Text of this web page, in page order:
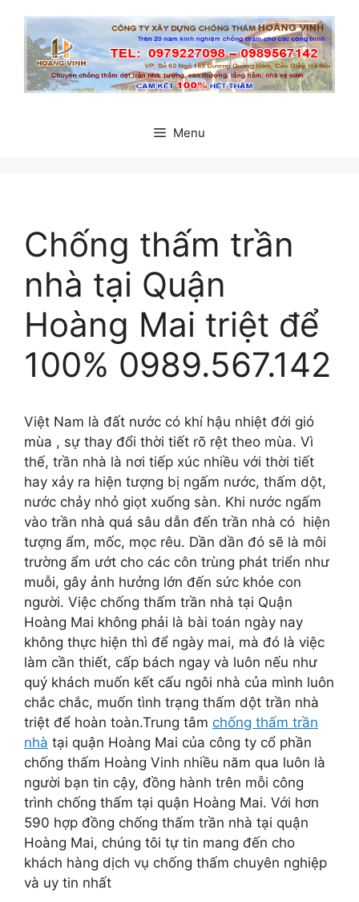
dung
Menu
Chống thấm trần
nhà tại Quận
Hoàng Mai triệt để
100% 0989.567.142
Việt Nam là đất nước có khí hậu nhiệt đới gió
mùa , sự thay đổi thời tiết rõ rệt theo mùa. Vì
thế, trần nhà là nơi tiếp xúc nhiều với thời tiết
hay xảy ra hiện tượng bị ngấm nước, thấm dột,
nước chảy nhỏ giọt xuống sàn. Khi nước ngấm
vào trần nhà quá sâu dẫn đến trần nhà có hiện
tượng ẩm, mốc, mọc rêu. Dần dần đó sẽ là môi
trường ẩm ướt cho các côn trùng phát triển như
muỗi, gây ảnh hưởng lớn đến sức khỏe con
người. Việc chống thấm trần nhà tại Quận
Hoàng Mai không phải là bài toán ngày nay
không thực hiện thì để ngày mai, mà đó là việc
làm cần thiết, cấp bách ngay và luôn nếu như
quý khách muốn kết cấu ngôi nhà của mình luôn
chắc chắc, muốn tình trạng thấm dột trần nhà
triệt để hoàn toàn.Trung tâm chống thấm trần
nhà tại quận Hoàng Mai của công ty cổ phần
chống thấm Hoàng Vinh nhiều năm qua luôn là
người bạn tin cậy, đồng hành trên mỗi công
trình chống thấm tại quận Hoàng Mai. Với hơn
590 hợp đồng chống thấm trần nhà tại quận
Hoàng Mai, chúng tôi tự tin mang đến cho
khách hàng dịch vụ chống thấm chuyên nghiệp
và uy tin nhất